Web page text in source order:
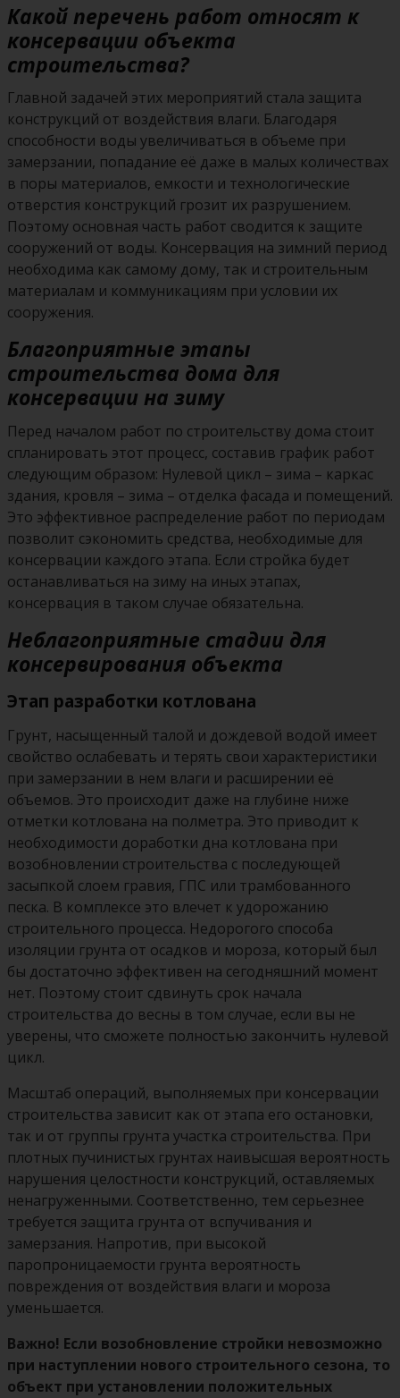
Какой перечень работ относят к
консервации объекта
строительства?
Главной задачей этих мероприятий стала защита
конструкций от воздействия влаги. Благодаря
способности воды увеличиваться в объеме при
замерзании, попадание её даже в малых количествах
в поры материалов, емкости и технологические
отверстия конструкций грозит их разрушением.
Поэтому основная часть работ сводится к защите
сооружений от воды. Консервация на зимний период
необходима как самому дому, так и строительным
материалам и коммуникациям при условии их
сооружения.
Благоприятные этапы
строительства дома для
консервации на зиму
Перед началом работ по строительству дома стоит
спланировать этот процесс, составив график работ
следующим образом: Нулевой цикл – зима – каркас
здания, кровля – зима – отделка фасада и помещений.
Это эффективное распределение работ по периодам
позволит сэкономить средства, необходимые для
консервации каждого этапа. Если стройка будет
останавливаться на зиму на иных этапах,
консервация в таком случае обязательна.
Неблагоприятные стадии для
консервирования объекта
Этап разработки котлована
Грунт, насыщенный талой и дождевой водой имеет
свойство ослабевать и терять свои характеристики
при замерзании в нем влаги и расширении её
объемов. Это происходит даже на глубине ниже
отметки котлована на полметра. Это приводит к
необходимости доработки дна котлована при
возобновлении строительства с последующей
засыпкой слоем гравия, ГПС или трамбованного
песка. В комплексе это влечет к удорожанию
строительного процесса. Недорогого способа
изоляции грунта от осадков и мороза, который был
бы достаточно эффективен на сегодняшний момент
нет. Поэтому стоит сдвинуть срок начала
строительства до весны в том случае, если вы не
уверены, что сможете полностью закончить нулевой
цикл.
Масштаб операций, выполняемых при консервации
строительства зависит как от этапа его остановки,
так и от группы грунта участка строительства. При
плотных пучинистых грунтах наивысшая вероятность
нарушения целостности конструкций, оставляемых
ненагруженными. Соответственно, тем серьезнее
требуется защита грунта от вспучивания и
замерзания. Напротив, при высокой
паропроницаемости грунта вероятность
повреждения от воздействия влаги и мороза
уменьшается.
Важно! Если возобновление стройки невозможно
при наступлении нового строительного сезона, то
объект при установлении положительных